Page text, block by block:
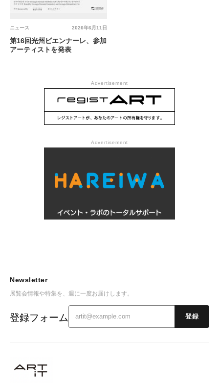
2026年6月11日
ニュース
第16回光州ビエンナーレ、参加
アーティストを発表
Advertisement
Advertisement
Newsletter
展覧会情報や特集を、週に一度お届けします。
登録フォーム 登録